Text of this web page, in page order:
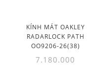
KÍNH MÁT OAKLEY
RADARLOCK PATH
OO9206-26(38)
7.180.000